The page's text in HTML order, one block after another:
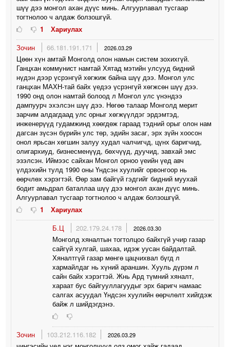
шүү дээ монгол ахан дүүс минь. Алгуурлавал тусгаар
тогтнолоо ч алдаж болзошгүй.
1
Хариулах
Зочин
66.181.191.171 2026.03.29
Цөөн хүн амтай Монголд олон намын систем зохихгүй.
Ганцхан коммунист намтай Хятад мэтийн улсууд бидний
нүдэн дээр үсрэнгүй хөгжиж байна шүү дээ. Монгол улс
ганцхан МАХН-тай байх үедээ үсрэнгүй хөгжсөн шүү дээ.
1990 онд олон намтай болоод л Монгол улс үнэндээ
дампуурч эхэлсэн шүү дээ. Нөгөө талаар Монголд мерит
зарчим алдагдаад улс орныг хөгжүүлдэг эрдэмтэд,
инженерүүд гудамжинд хөөгдөж гараад тэдний орыг олон нам
дагсан зүсэн бүрийн улс төр, эдийн засаг, эрх зүйн хоосон
онол ярьсан хөгшин залуу худал чалчигчд, цүнх баригчид,
олигархиуд, бизнесменүүд, бөхчүүд, дуучид, завхай эмс
эзэлсэн. Иймээс сайхан Монгол орноо үеийн үед авч
үлдэхийн тулд 1990 оны Үндсэн хуулийг орвонгоор нь
өөрчлөх хэрэгтэй. Өөр зам байгүй гэдгийг бидний муухай
бодит амьдрал баталлаа шүү дээ монгол ахан дүүс минь.
Алгуурлавал тусгаар тогтнолоо ч алдаж болзошгүй.
1
Хариулах
Б.Ц
202.179.24.178 2026.03.30
Монголд хяналтын тогтолцоо байхгүй учир газар
сайгүй хулгай, шахаа, идэж уусан байдалтай.
Хяналтгүй газар мөнгө цацчихвал бүгд л
хармайлдаг нь хүний араншин. Хууль дүрэм л
сайн байх хэрэгтэй. Жнь Ард түмний хяналт,
хараат бус байгууллагуудыг эрх баригч намаас
салгах асуудал Үндсэн хуулийн өөрчлөлт хийгдэж
байж л шийдэгдэнэ.
Зочин 103.212.116.182 2026.03.29